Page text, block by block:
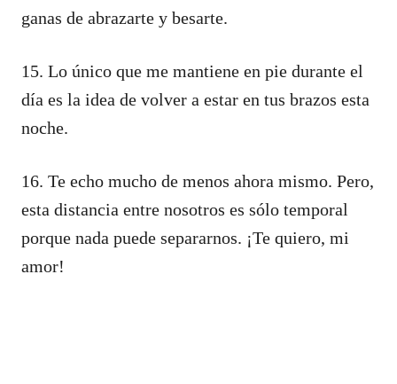
ganas de abrazarte y besarte.
15. Lo único que me mantiene en pie durante el
día es la idea de volver a estar en tus brazos esta
noche.
16. Te echo mucho de menos ahora mismo. Pero,
esta distancia entre nosotros es sólo temporal
porque nada puede separarnos. ¡Te quiero, mi
amor!